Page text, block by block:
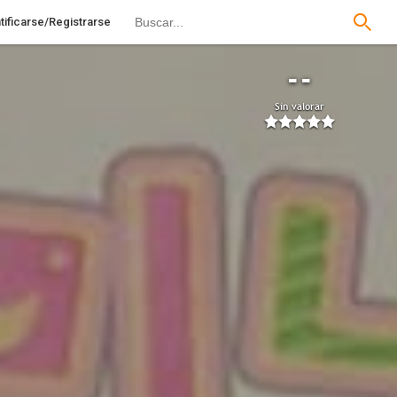
Registrarse
--
Sin valorar